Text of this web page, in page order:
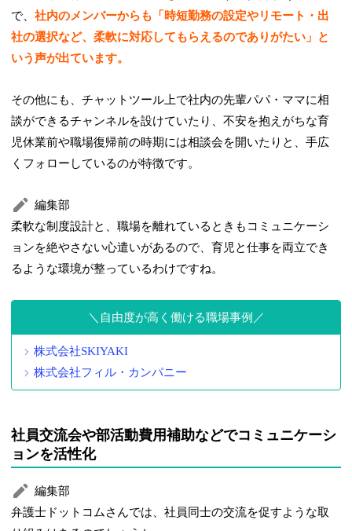
で、社内のメンバーからも「時短勤務の設定やリモート・出
社の選択など、柔軟に対応してもらえるのでありがたい」と
いう声が出ています。
その他にも、チャットツール上で社内の先輩パパ・ママに相
談ができるチャンネルを設けていたり、不安を抱えがちな育
児休業前や職場復帰前の時期には相談会を開いたりと、手広
くフォローしているのが特徴です。
編集部
柔軟な制度設計と、職場を離れているときもコミュニケーシ
ョンを絶やさない心遣いがあるので、育児と仕事を両立でき
るような環境が整っているわけですね。
自由度が高く働ける職場事例
株式会社SKIYAKI
株式会社フィル・カンパニー
社員交流会や部活動費用補助などでコミュニケーシ
ョンを活性化
編集部
弁護士ドットコムさんでは、社員同士の交流を促すような取